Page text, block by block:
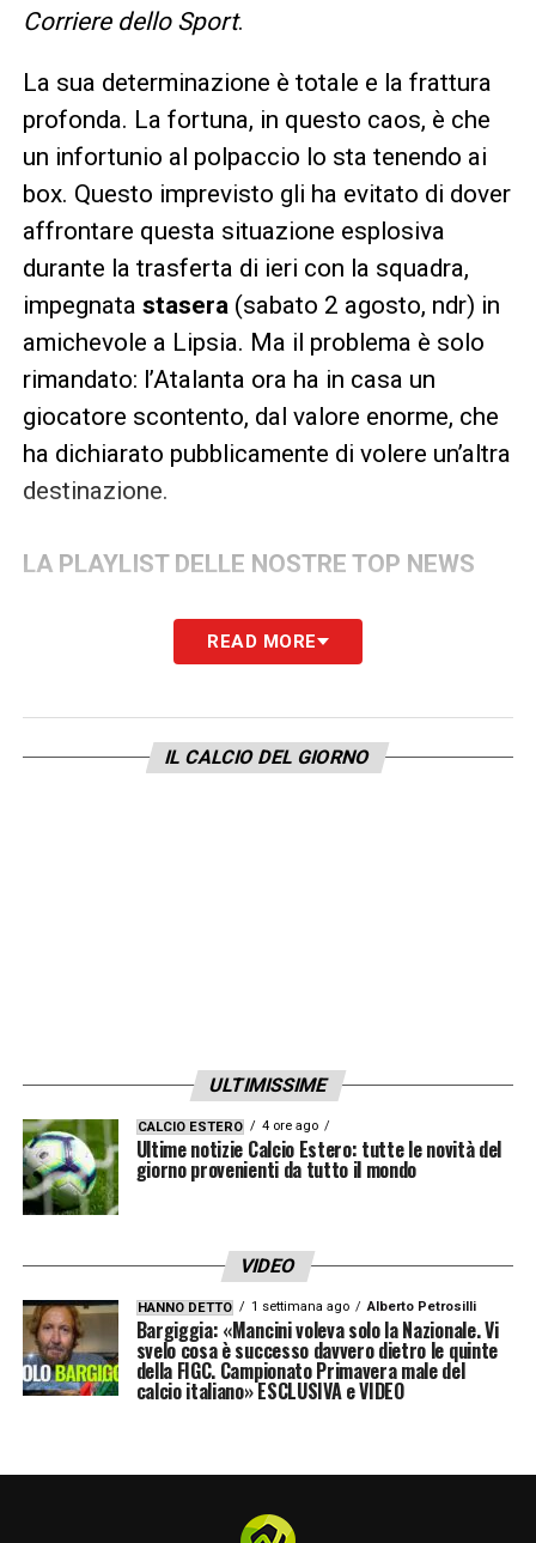
Corriere dello Sport.
La sua determinazione è totale e la frattura
profonda. La fortuna, in questo caos, è che
un infortunio al polpaccio lo sta tenendo ai
box. Questo imprevisto gli ha evitato di dover
affrontare questa situazione esplosiva
durante la trasferta di ieri con la squadra,
impegnata stasera (sabato 2 agosto, ndr) in
amichevole a Lipsia. Ma il problema è solo
rimandato: l’Atalanta ora ha in casa un
giocatore scontento, dal valore enorme, che
ha dichiarato pubblicamente di volere un’altra
destinazione.
LA PLAYLIST DELLE NOSTRE TOP NEWS
READ MORE
IL CALCIO DEL GIORNO
ULTIMISSIME
CALCIO ESTERO 4 ore ago
Ultime notizie Calcio Estero: tutte le novità del
giorno provenienti da tutto il mondo
VIDEO
HANNO DETTO 1 settimana ago Alberto Petrosilli
Bargiggia: «Mancini voleva solo la Nazionale. Vi
svelo cosa è successo davvero dietro le quinte
della FIGC. Campionato Primavera male del
calcio italiano» ESCLUSIVA e VIDEO